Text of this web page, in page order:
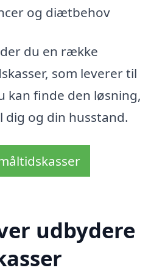
og diætbehov
du en række
som leverer til
kan finde den løsning,
dig og din husstand.
udbydere